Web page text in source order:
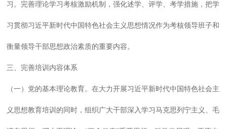
习。完善理论学习考核激励机制，强化述学、评学、考学措施，把学
习贯彻习近平新时代中国特色社会主义思想情况作为考核领导班子和
衡量领导干部思想政治素质的重要内容。
三、完善培训内容体系
（一）党的基本理论教育。在大力开展习近平新时代中国特色社会主
义思想教育培训的同时，组织广大干部深入学习马克思列宁主义、毛